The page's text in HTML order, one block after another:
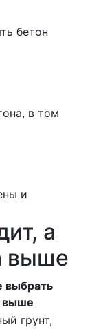
бетон
в том
и
а
выше
выбрать
выше
грунт,